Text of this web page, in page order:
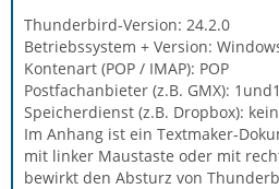
Thunderbird-Version: 24.2.0
Betriebssystem + Version:
Kontenart (POP / IMAP): POP
Postfachanbieter (z.B. GMX): 1und1
Speicherdienst (z.B. Dropbox):
Im Anhang ist ein Textmaker-
mit linker Maustaste oder mit
bewirkt den Absturz von